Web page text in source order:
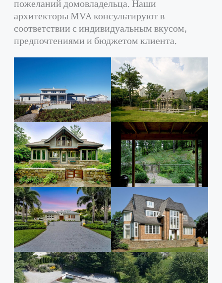
пожеланий домовладельца. Наши
архитекторы MVA консультируют в
соответствии с индивидуальным вкусом,
предпочтениями и бюджетом клиента.